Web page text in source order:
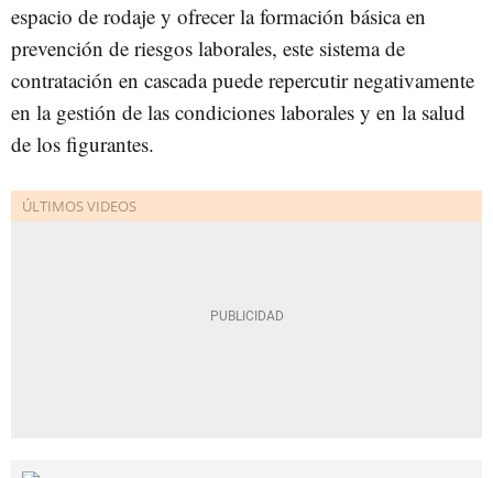
espacio de rodaje y ofrecer la formación básica en
prevención de riesgos laborales, este sistema de
contratación en cascada puede repercutir negativamente
en la gestión de las condiciones laborales y en la salud
de los figurantes.